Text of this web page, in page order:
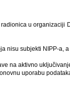
u
nisu subjekti NIPP-a,
na aktivno
uporabu